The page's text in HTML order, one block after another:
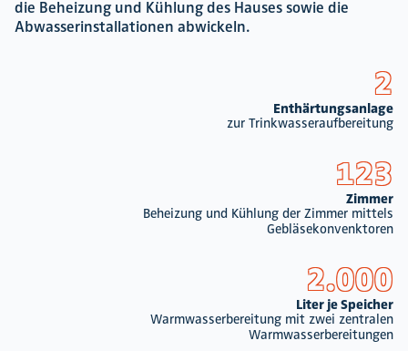
die Beheizung und Kühlung des Hauses sowie die
Abwasserinstallationen abwickeln.
2
Enthärtungsanlage
zur Trinkwasseraufbereitung
123
Zimmer
Beheizung und Kühlung der Zimmer mittels
Gebläsekonvenktoren
2.000
Liter je Speicher
Warmwasserbereitung mit zwei zentralen
Warmwasserbereitungen